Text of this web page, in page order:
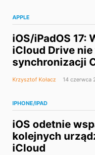
APPLE
iOS/iPadOS 17:
iCloud Drive nie
synchronizacji
Krzysztof Kołacz 14 czerwca
IPHONE/IPAD
iOS odetnie
kolejnych
iCloud